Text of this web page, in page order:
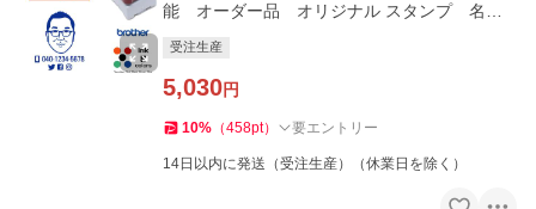
能 オーダー品 オリジナル スタンプ 名
受注生産
5,030円
10% （458pt） 要エントリー
14日以内に発送（受注生産）（休業日を除く）